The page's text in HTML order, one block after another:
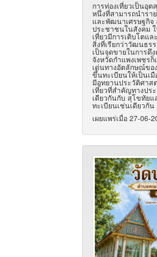
การท่องเที่ยวเป็นอุ
หนึ่งที่สามารถนำรา
และพัฒนาเศรษฐกิจ
ประชาชนในสังคม
เที่ยวมีการเติบโตแ
สิ่งที่เรียกว่าวัฒนธร
เป็นจุดขายในการดึ
จังหวัดกำแพงเพชร
เด่นทางอัตลักษณ์ขอ
ขึ้นทะเบียนให้เป็นเมื
มีอุทยานประวัติศาส
เที่ยวที่สำคัญทางปร
เดียวกันกับ สุโขทัย
ทะเบียนเช่นเดียวกัน
เผยแพร่เมื่อ 27-06-